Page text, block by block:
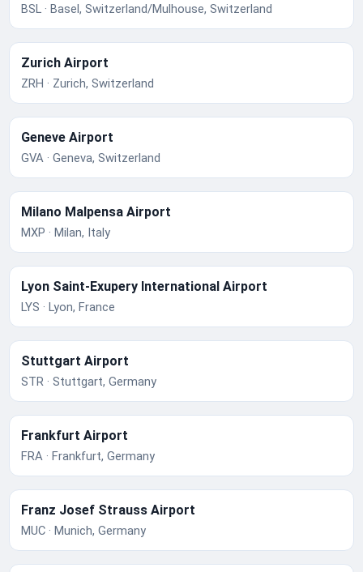
BSL · Basel, Switzerland/Mulhouse, Switzerland
Zurich Airport
ZRH · Zurich, Switzerland
Geneve Airport
GVA · Geneva, Switzerland
Milano Malpensa Airport
MXP · Milan, Italy
Lyon Saint-Exupery International Airport
LYS · Lyon, France
Stuttgart Airport
STR · Stuttgart, Germany
Frankfurt Airport
FRA · Frankfurt, Germany
Franz Josef Strauss Airport
MUC · Munich, Germany